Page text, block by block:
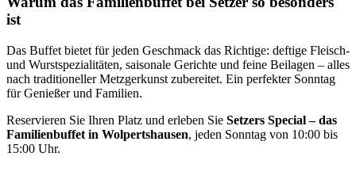
ist
Das Buffet bietet für jeden Geschmack das Richtige: deftige Fleisch-
und Wurstspezialitäten, saisonale Gerichte und feine Beilagen – alles
nach traditioneller Metzgerkunst zubereitet. Ein perfekter Sonntag
für Genießer und Familien.
Reservieren Sie Ihren Platz und erleben Sie Setzers Special – das
Familienbuffet in Wolpertshausen, jeden Sonntag von 10:00 bis
15:00 Uhr.